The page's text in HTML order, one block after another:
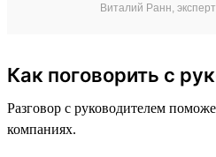
Виталий Ранн,
Как поговорить с
Разговор с руководителем
компаниях.